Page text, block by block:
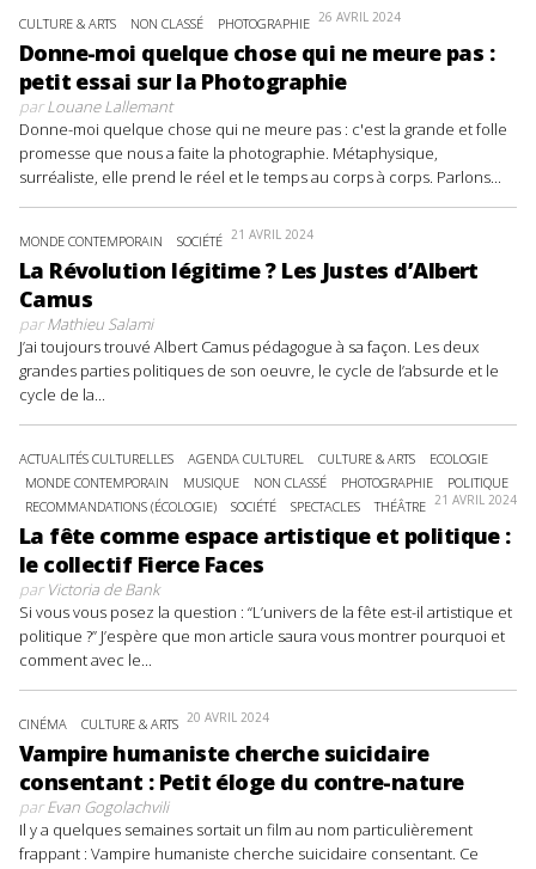
CULTURE & ARTS NON CLASSÉ PHOTOGRAPHIE 26 AVRIL 2024
Donne-moi quelque chose qui ne meure pas :
petit essai sur la Photographie
parLouane Lallemant
Donne-moi quelque chose qui ne meure pas : c'est la grande et folle
promesse que nous a faite la photographie. Métaphysique,
surréaliste, elle prend le réel et le temps au corps à corps. Parlons...
MONDE CONTEMPORAIN SOCIÉTÉ 21 AVRIL 2024
La Révolution légitime ? Les Justes d’Albert
Camus
parMathieu Salami
J’ai toujours trouvé Albert Camus pédagogue à sa façon. Les deux
grandes parties politiques de son oeuvre, le cycle de l’absurde et le
cycle de la...
ACTUALITÉS CULTURELLES AGENDA CULTUREL CULTURE & ARTS
ECOLOGIE
MONDE CONTEMPORAIN
MUSIQUE NON CLASSÉ PHOTOGRAPHIE
POLITIQUE
RECOMMANDATIONS (ÉCOLOGIE)
SOCIÉTÉ SPECTACLES THÉÂTRE 21 AVRIL 2024
La fête comme espace artistique et politique :
le collectif Fierce Faces
parVictoria de Bank
Si vous vous posez la question : “L’univers de la fête est-il artistique et
politique ?” J’espère que mon article saura vous montrer pourquoi et
comment avec le...
CINÉMA CULTURE & ARTS 20 AVRIL 2024
Vampire humaniste cherche suicidaire
consentant : Petit éloge du contre-nature
parEvan Gogolachvili
Il y a quelques semaines sortait un film au nom particulièrement
frappant : Vampire humaniste cherche suicidaire consentant. Ce